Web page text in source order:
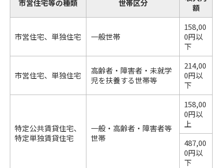
市営住宅等の種類 世帯区分
額
市営住宅、単独住宅 一般世帯
158,00
0円以
下
市営住宅、単独住宅
高齢者・障害者・未就学
児を扶養する世帯等
214,00
0円以
下
特定公共賃貸住宅、
特定単独賃貸住宅
一般・高齢者・障害者等
世帯
158,00
0円以
上
487,00
0円以
下